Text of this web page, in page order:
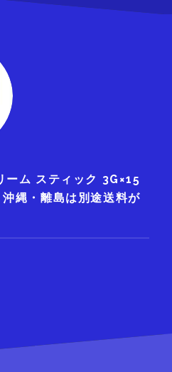
ーム スティック 3G×15
縄・離島は別途送料が